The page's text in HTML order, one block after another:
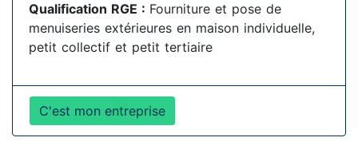
Qualification RGE : Fourniture et pose de
menuiseries extérieures en maison individuelle,
petit collectif et petit tertiaire
C'est mon entreprise